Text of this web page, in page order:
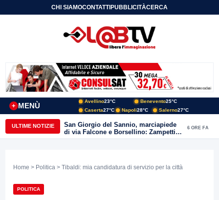
CHI SIAMOCONTATTIPUBBLICITÀCERCA
MENÙ
+
Avellino23°C Benevento25°C
Caserta27°C Napoli28°C Salerno27°C
ULTIME NOTIZIE
San Giorgio del Sannio, marciapiede
di via Falcone e Borsellino: Zampetti e
Lombardi replicano alle polemiche
6 ORE FA
Home > Politica > Tibaldi: mia candidatura di servizio per la città
POLITICA